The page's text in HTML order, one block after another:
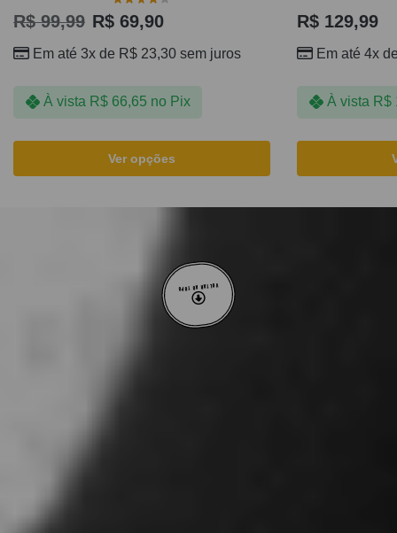
R$99,99 R$ 69,90
Em até 3x de R$ 23,30 sem juros
À vista R$66,65 no Pix
Ver opções
R$ 129,99
Em até 4x
À vista R$
VOLTAR AO TOPO